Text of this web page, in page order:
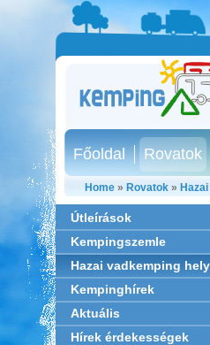
Főoldal Rovatok
Home» Rovatok»
Útleírások
Kempingszemle
Hazai vadkemping
Kempinghírek
Aktuális
Hírek érdekességek